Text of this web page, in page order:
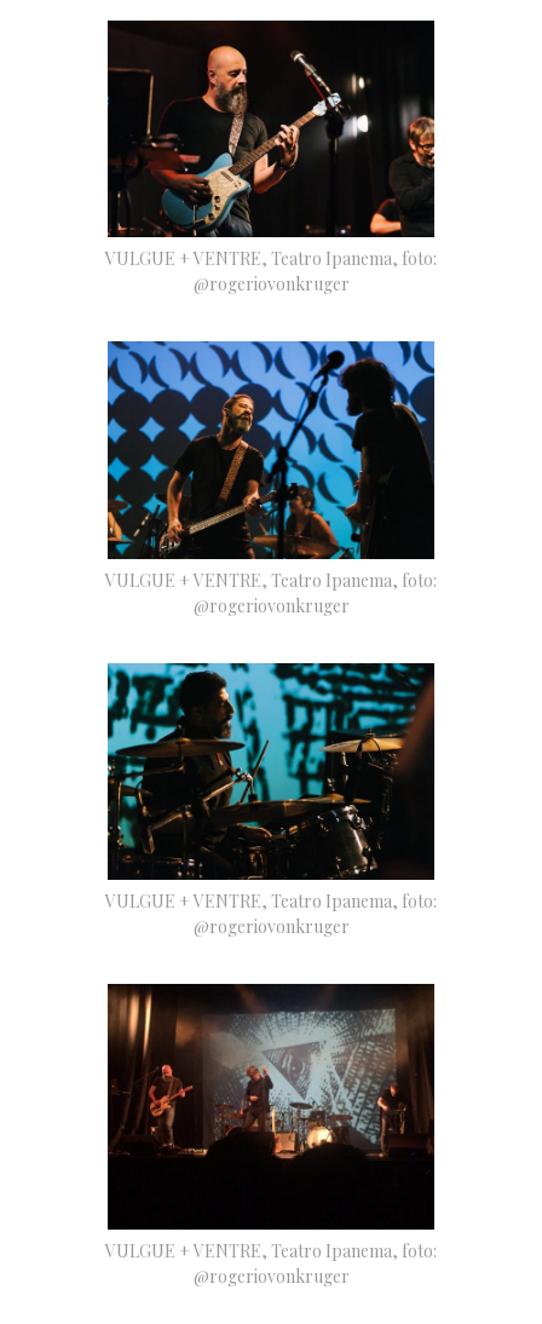
VULGUE + VENTRE, Teatro Ipanema, foto:
@rogeriovonkruger
VULGUE + VENTRE, Teatro Ipanema, foto:
@rogeriovonkruger
VULGUE + VENTRE, Teatro Ipanema, foto:
@rogeriovonkruger
VULGUE + VENTRE, Teatro Ipanema, foto:
@rogeriovonkruger